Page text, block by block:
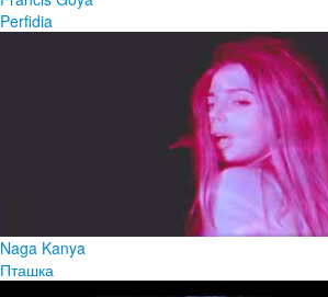
Perfidia
Naga Kanya
Пташка